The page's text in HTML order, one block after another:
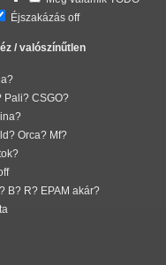
Éjszakázás off
/ valószínűtlen
Pali? CSGO?
Orca? Mf?
B? R? EPAM akár?